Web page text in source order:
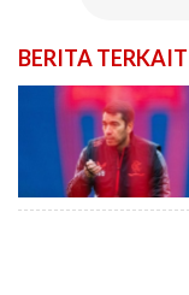
BERITA TERKAIT